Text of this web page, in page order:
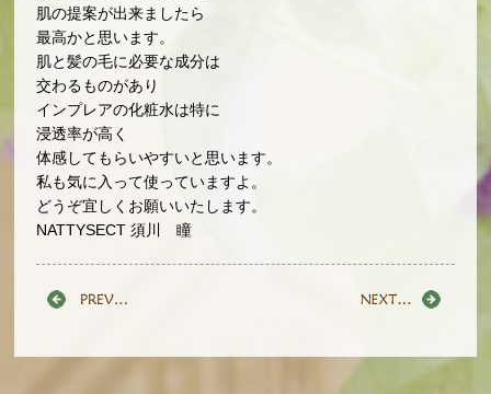
肌の提案が出来ましたら
最高かと思います。
肌と髪の毛に必要な成分は
交わるものがあり
インプレアの化粧水は特に
浸透率が高く
体感してもらいやすいと思います。
私も気に入って使っていますよ。
どうぞ宜しくお願いいたします。
NATTYSECT 須川 瞳